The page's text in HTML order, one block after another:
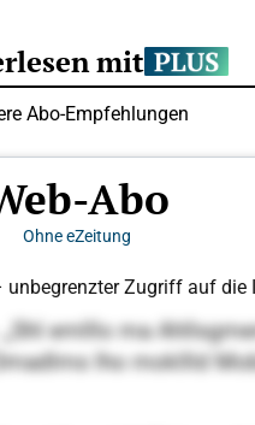
emlllo ma
lho mokllld